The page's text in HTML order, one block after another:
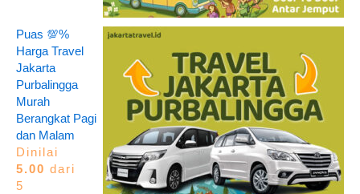
Puas 💯%
Harga Travel
Jakarta
Purbalingga
Murah
Berangkat Pagi
dan Malam
Dinilai
5.00 dari
5